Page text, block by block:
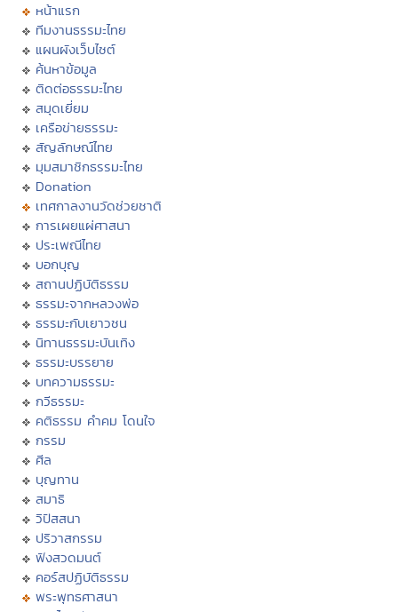
หน้าแรก
ทีมงานธรรมะไทย
แผนผังเว็บไซต์
ค้นหาข้อมูล
ติดต่อธรรมะไทย
สมุดเยี่ยม
เครือข่ายธรรมะ
สัญลักษณ์ไทย
มุมสมาชิกธรรมะไทย
Donation
เทศกาลงานวัดช่วยชาติ
การเผยแผ่ศาสนา
ประเพณีไทย
บอกบุญ
สถานปฏิบัติธรรม
ธรรมะจากหลวงพ่อ
ธรรมะกับเยาวชน
นิทานธรรมะบันเทิง
ธรรมะบรรยาย
บทความธรรมะ
กวีธรรมะ
คติธรรม คำคม โดนใจ
กรรม
ศีล
บุญทาน
สมาธิ
วิปัสสนา
ปริวาสกรรม
ฟังสวดมนต์
คอร์สปฏิบัติธรรม
พระพุทธศาสนา